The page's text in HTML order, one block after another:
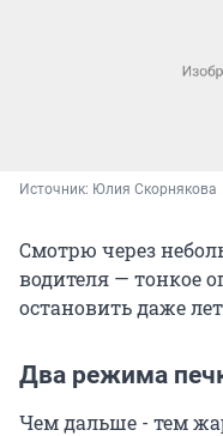
Источник: Юлия Скорнякова
Смотрю через
водителя — тонкое
остановить даже
Два режима
Чем дальше - тем